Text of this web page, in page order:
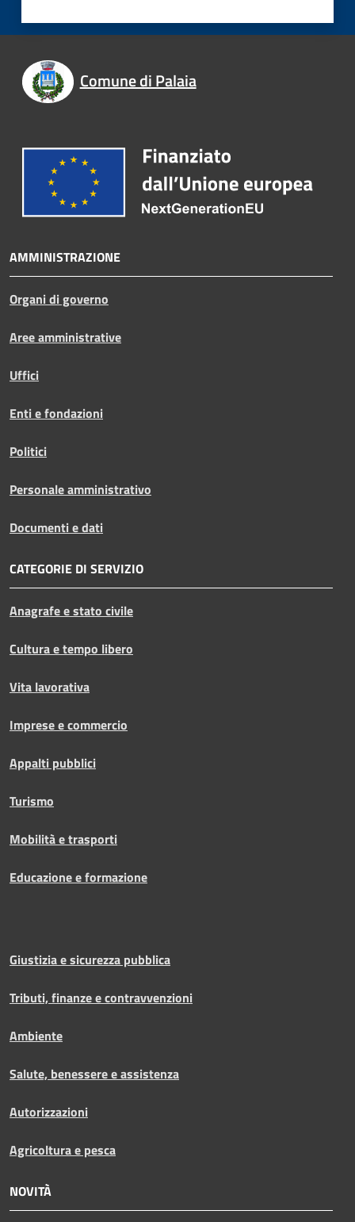
Comune di Palaia
AMMINISTRAZIONE
Organi di governo
Aree amministrative
Uffici
Enti e fondazioni
Politici
Personale amministrativo
Documenti e dati
CATEGORIE DI SERVIZIO
Anagrafe e stato civile
Cultura e tempo libero
Vita lavorativa
Imprese e commercio
Appalti pubblici
Turismo
Mobilità e trasporti
Educazione e formazione
Giustizia e sicurezza pubblica
Tributi, finanze e contravvenzioni
Ambiente
Salute, benessere e assistenza
Autorizzazioni
Agricoltura e pesca
NOVITÀ